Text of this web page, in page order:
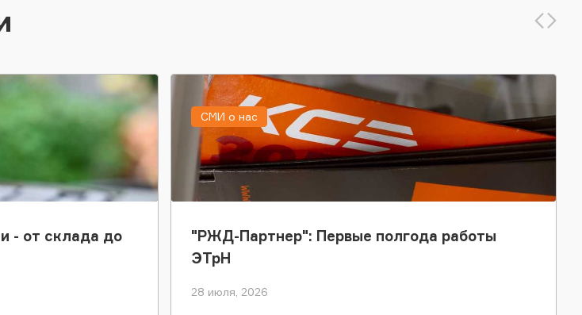
- от склада до
"РЖД-Партнер": Первые полгода работы
ЭТрН
28 июля, 2026
СМИ о нас